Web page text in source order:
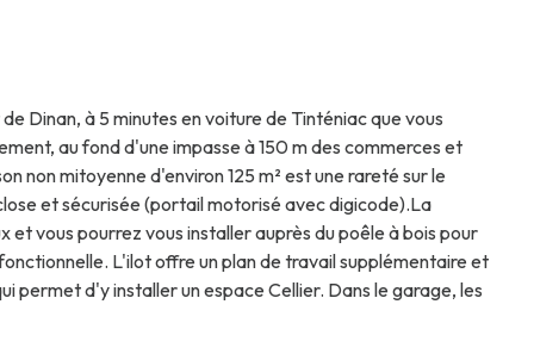
Dinan, à 5 minutes en voiture de Tinténiac que vous
au fond d'une impasse à 150 m des commerces et
non mitoyenne d'environ 125 m² est une rareté sur le
et sécurisée (portail motorisé avec digicode).La
vous pourrez vous installer auprès du poêle à bois pour
L'ilot offre un plan de travail supplémentaire et
permet d'y installer un espace Cellier. Dans le garage, les